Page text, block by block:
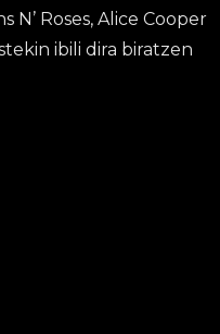
N’ Roses, Alice Cooper
ibili dira biratzen